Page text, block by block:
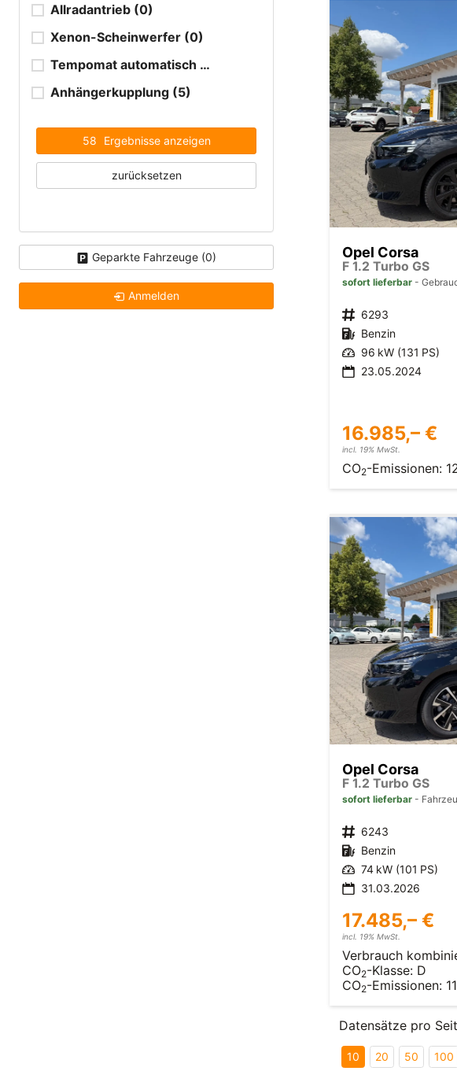
Opel Corsa
F 1.2 Turbo GS
sofort lieferbar
6293
Benzin
96 kW (131 PS)
23.05.2024
16.985,– €
incl. 19% MwSt.
CO2-Emissionen:
Opel Corsa
F 1.2 Turbo GS
sofort lieferbar
6243
Benzin
74 kW (101 PS)
31.03.2026
17.485,– €
incl. 19% MwSt.
Verbrauch
CO2-Klasse: D
CO2-Emissionen:
Datensätze pro
10 20 50 100
Allradantrieb (0)
Xenon-Scheinwerfer (0)
Tempomat automatisch (ACC)
Anhängerkupplung (5)
58 Ergebnisse anzeigen
zurücksetzen
Geparkte Fahrzeuge (0)
Anmelden